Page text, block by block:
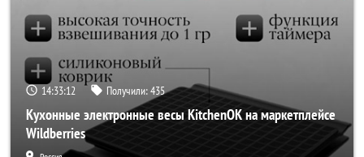
14:33:10 Получили:435
Кухонные электронные весы KitchenOK на маркетплейсе
Wildberries